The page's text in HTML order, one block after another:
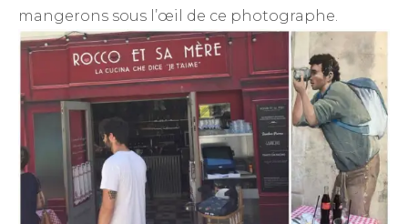
mangerons sous l’œil de ce photographe.